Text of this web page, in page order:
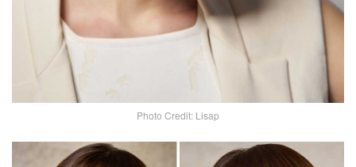
Photo Credit: Lisap